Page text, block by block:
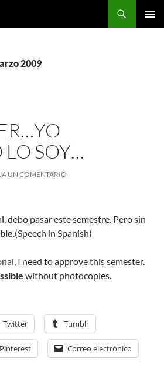
2009
YO
SOY…
UN COMENTARIO
debo pasar este semestre. Pero sin
.(Speech in Spanish)
I need to approve this semester.
without photocopies.
Twitter Tumblr
Pinterest Correo electrónico